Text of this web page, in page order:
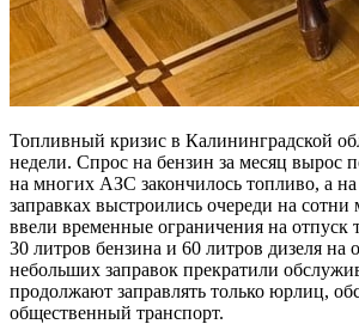
Топливный кризис в Калининградской
недели. Спрос на бензин за месяц вырос
на многих АЗС закончилось топливо, а
заправках выстроились очереди на сотни
ввели временные ограничения на отпуск
30 литров бензина и 60 литров дизеля на
небольших заправок прекратили
продолжают заправлять только юрлиц,
общественный транспорт.